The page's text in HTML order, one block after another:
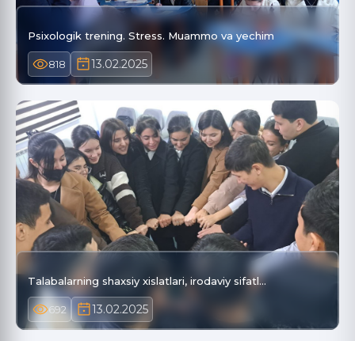
Psixologik trening. Stress. Muammo va yechim
818 13.02.2025
Talabalarning shaxsiy xislatlari, irodaviy sifatl…
692 13.02.2025